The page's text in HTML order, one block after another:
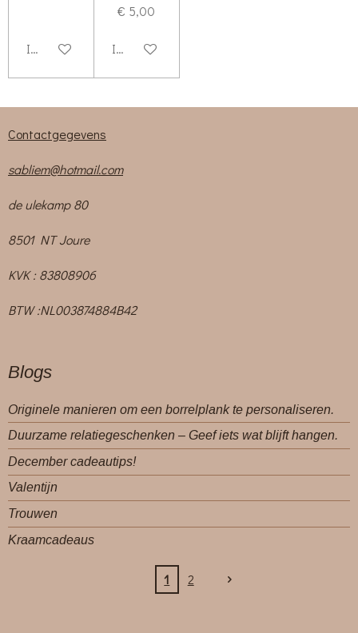
In winkelwagen
€ 5,00
In winkelwagen
Contactgegevens
sabliem@hotmail.com
de ulekamp 80
8501 NT Joure
KVK : 83808906
BTW :NL003874884B42
Blogs
Originele manieren om een borrelplank te personaliseren.
Duurzame relatiegeschenken – Geef iets wat blijft hangen.
December cadeautips!
Valentijn
Trouwen
Kraamcadeaus
1 2